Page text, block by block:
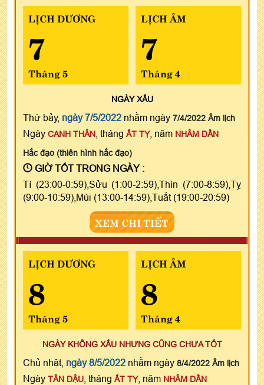
LỊCH DƯƠNG
7
Tháng 5
LỊCH ÂM
7
Tháng 4
NGÀYXẤU
Thứ bảy, ngày 7/5/2022 nhằm ngày 7/4/2022 Âm lịch
Ngày CANH THÂN , tháng ẤT TỴ, năm NHÂM DẦN
Hắc đạo (thiên hình hắc đạo)
GIỜ TỐT TRONG NGÀY :
Tí (23:00-0:59),Sửu (1:00-2:59),Thìn (7:00-8:59),Tỵ
(9:00-10:59),Mùi (13:00-14:59),Tuất (19:00-20:59)
XEM CHI TIẾT
LỊCH DƯƠNG
8
Tháng 5
LỊCH ÂM
8
Tháng 4
NGÀY KHÔNG XẤU NHƯNG CŨNG CHƯA TỐT
Chủ nhật, ngày 8/5/2022 nhằm ngày 8/4/2022 Âm lịch
Ngày TÂN DẬU , tháng ẤT TỴ, năm NHÂM DẦN